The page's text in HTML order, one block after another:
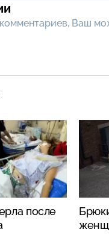
комментариев, Ваш
после